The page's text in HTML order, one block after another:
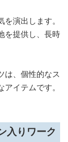
演出します。
を提供し、長時
は、個性的なス
イテムです。
入りワーク